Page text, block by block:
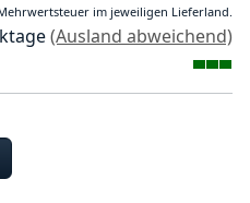
im jeweiligen Lieferland.
(Ausland abweichend)